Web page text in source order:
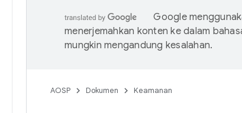
Google
menerjemahkan konten ke dalam
mungkin mengandung kesalahan.
AOSP Dokumen Keamanan